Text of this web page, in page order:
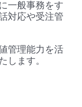
一般事務をす
対応や受注管
管理能力を活
します。